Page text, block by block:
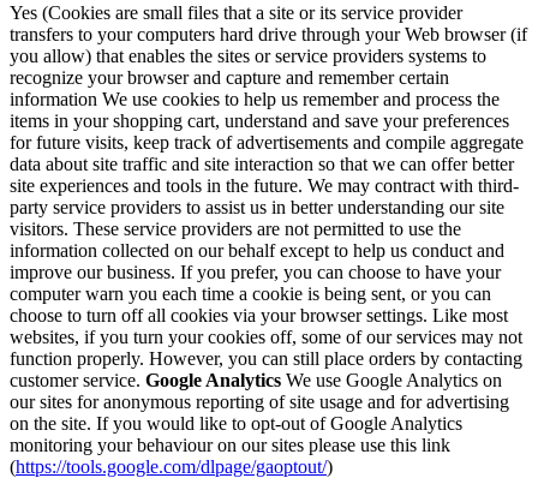
Yes (Cookies are small files that a site or its service provider
transfers to your computers hard drive through your Web browser (if
you allow) that enables the sites or service providers systems to
recognize your browser and capture and remember certain
information We use cookies to help us remember and process the
items in your shopping cart, understand and save your preferences
for future visits, keep track of advertisements and compile aggregate
data about site traffic and site interaction so that we can offer better
site experiences and tools in the future. We may contract with third-
party service providers to assist us in better understanding our site
visitors. These service providers are not permitted to use the
information collected on our behalf except to help us conduct and
improve our business. If you prefer, you can choose to have your
computer warn you each time a cookie is being sent, or you can
choose to turn off all cookies via your browser settings. Like most
websites, if you turn your cookies off, some of our services may not
function properly. However, you can still place orders by contacting
customer service. Google Analytics We use Google Analytics on
our sites for anonymous reporting of site usage and for advertising
on the site. If you would like to opt-out of Google Analytics
monitoring your behaviour on our sites please use this link
(https://tools.google.com/dlpage/gaoptout/)